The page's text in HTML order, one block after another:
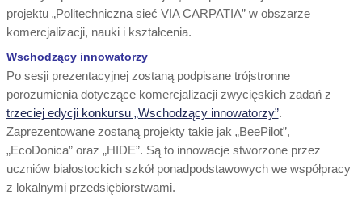
projektu „Politechniczna sieć VIA CARPATIA” w obszarze
komercjalizacji, nauki i kształcenia.
Wschodzący innowatorzy
Po sesji prezentacyjnej zostaną podpisane trójstronne
porozumienia dotyczące komercjalizacji zwycięskich zadań z
trzeciej edycji konkursu „Wschodzący innowatorzy”.
Zaprezentowane zostaną projekty takie jak „BeePilot”,
„EcoDonica” oraz „HIDE”. Są to innowacje stworzone przez
uczniów białostockich szkół ponadpodstawowych we współpracy
z lokalnymi przedsiębiorstwami.